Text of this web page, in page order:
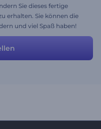
Sie dieses fertige
erhalten. Sie können die
und viel Spaß haben!